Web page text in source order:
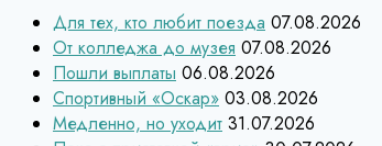
Для тех, кто любит поезда 07.08.2026
От колледжа до музея 07.08.2026
Пошли выплаты 06.08.2026
Спортивный «Оскар» 03.08.2026
Медленно, но уходит 31.07.2026